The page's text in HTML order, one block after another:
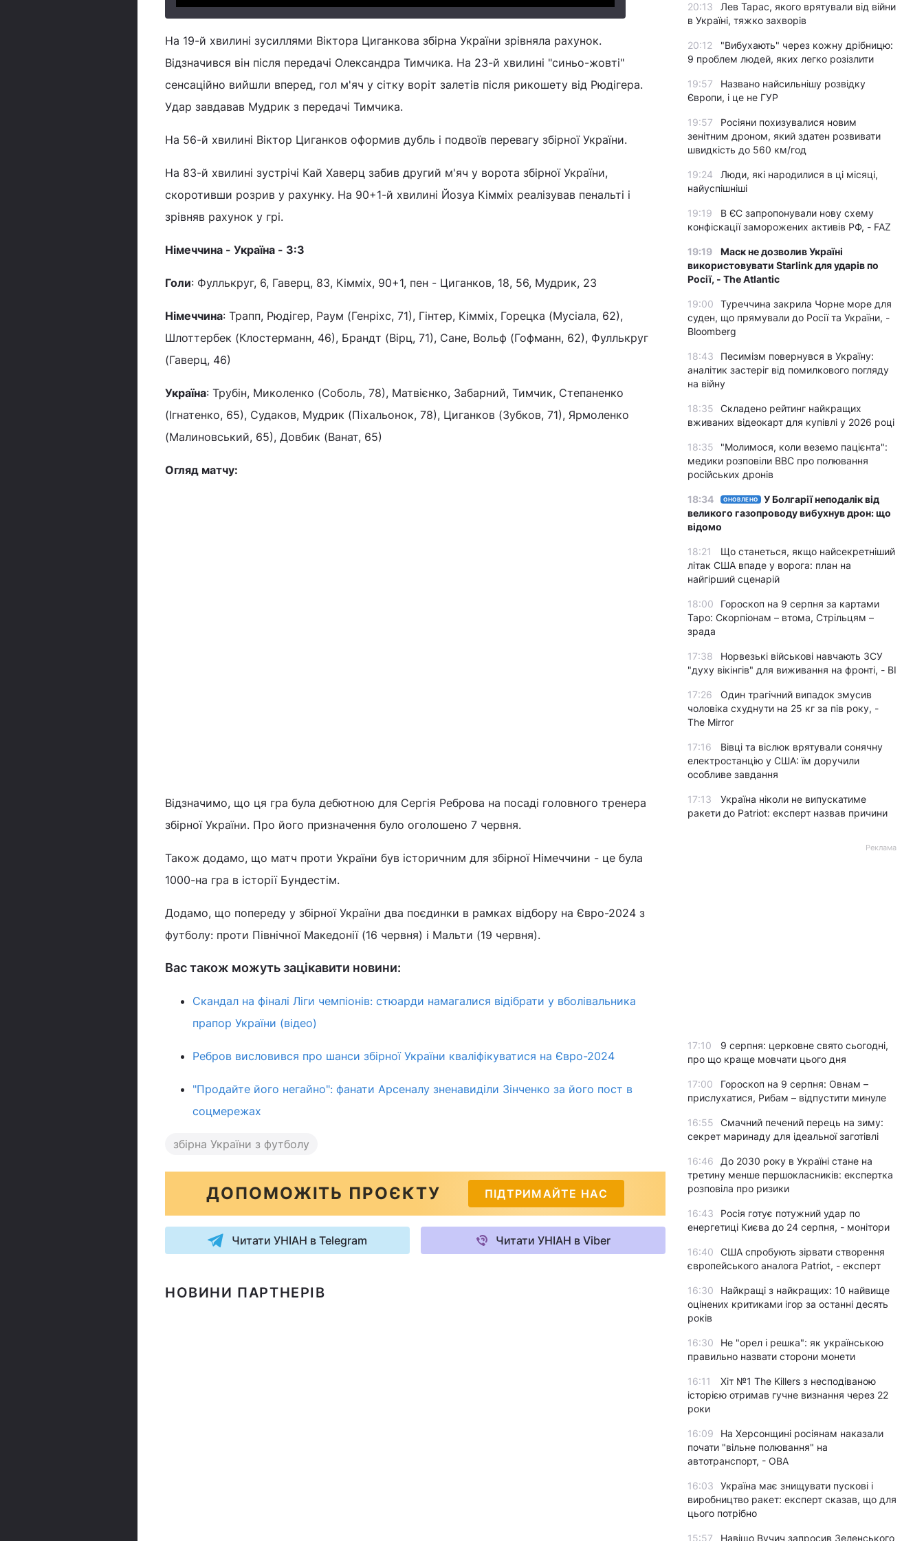
На 19-й хвилині зусиллями Віктора Циганкова збірна України зрівняла рахунок.
Відзначився він після передачі Олександра Тимчика. На 23-й хвилині "синьо-жовті"
сенсаційно вийшли вперед, гол м'яч у сітку воріт залетів після рикошету від Рюдігера.
Удар завдавав Мудрик з передачі Тимчика.
На 56-й хвилині Віктор Циганков оформив дубль і подвоїв перевагу збірної України.
На 83-й хвилині зустрічі Кай Хаверц забив другий м'яч у ворота збірної України,
скоротивши розрив у рахунку. На 90+1-й хвилині Йозуа Кімміх реалізував пенальті і
зрівняв рахунок у грі.
Німеччина - Україна - 3:3
Голи: Фуллькруг, 6, Гаверц, 83, Кімміх, 90+1, пен - Циганков, 18, 56, Мудрик, 23
Німеччина: Трапп, Рюдігер, Раум (Генріхс, 71), Гінтер, Кімміх, Горецка (Мусіала, 62),
Шлоттербек (Клостерманн, 46), Брандт (Вірц, 71), Сане, Вольф (Гофманн, 62), Фуллькруг
(Гаверц, 46)
Україна: Трубін, Миколенко (Соболь, 78), Матвієнко, Забарний, Тимчик, Степаненко
(Ігнатенко, 65), Судаков, Мудрик (Піхальонок, 78), Циганков (Зубков, 71), Ярмоленко
(Малиновський, 65), Довбик (Ванат, 65)
Огляд матчу:
Відзначимо, що ця гра була дебютною для Сергія Реброва на посаді головного тренера
збірної України. Про його призначення було оголошено 7 червня.
Також додамо, що матч проти України був історичним для збірної Німеччини - це була
1000-на гра в історії Бундестім.
Додамо, що попереду у збірної України два поєдинки в рамках відбору на Євро-2024 з
футболу: проти Північної Македонії (16 червня) і Мальти (19 червня).
Вас також можуть зацікавити новини:
Скандал на фіналі Ліги чемпіонів: стюарди намагалися відібрати у вболівальника
прапор України (відео)
Ребров висловився про шанси збірної України кваліфікуватися на Євро-2024
"Продайте його негайно": фанати Арсеналу зненавиділи Зінченко за його пост в
соцмережах
збірна України з футболу
ДОПОМОЖІТЬ ПРОЄКТУ ПІДТРИМАЙТЕ НАС
Читати УНІАН в Telegram Читати УНІАН в Viber
НОВИНИ ПАРТНЕРІВ
20:13
Лев Тарас, якого врятували від війни
в Україні, тяжко захворів
20:12
"Вибухають" через кожну дрібницю:
9 проблем людей, яких легко розізлити
19:57
Названо найсильнішу розвідку
Європи, і це не ГУР
19:57
Росіяни похизувалися новим
зенітним дроном, який здатен розвивати
швидкість до 560 км/год
19:24
Люди, які народилися в ці місяці,
найуспішніші
19:19
В ЄС запропонували нову схему
конфіскації заморожених активів РФ, - FAZ
19:19
Маск не дозволив Україні
використовувати Starlink для ударів по
Росії, - The Atlantic
19:00
Туреччина закрила Чорне море для
суден, що прямували до Росії та України, -
Bloomberg
18:43
Песимізм повернувся в Україну:
аналітик застеріг від помилкового погляду
на війну
18:35
Складено рейтинг найкращих
вживаних відеокарт для купівлі у 2026 році
18:35
"Молимося, коли веземо пацієнта":
медики розповіли BBC про полювання
російських дронів
18:34 ОНОВЛЕНО
У Болгарії неподалік від
великого газопроводу вибухнув дрон: що
відомо
18:21
Що станеться, якщо найсекретніший
літак США впаде у ворога: план на
найгірший сценарій
18:00
Гороскоп на 9 серпня за картами
Таро: Скорпіонам – втома, Стрільцям –
зрада
17:38
Норвезькі військові навчають ЗСУ
"духу вікінгів" для виживання на фронті, - BI
17:26
Один трагічний випадок змусив
чоловіка схуднути на 25 кг за пів року, -
The Mirror
17:16
Вівці та віслюк врятували сонячну
електростанцію у США: їм доручили
особливе завдання
17:13
Україна ніколи не випускатиме
ракети до Patriot: експерт назвав причини
Реклама
17:10
9 серпня: церковне свято сьогодні,
про що краще мовчати цього дня
17:00
Гороскоп на 9 серпня: Овнам –
прислухатися, Рибам – відпустити минуле
16:55
Смачний печений перець на зиму:
секрет маринаду для ідеальної заготівлі
16:46
До 2030 року в Україні стане на
третину менше першокласників: експертка
розповіла про ризики
16:43
Росія готує потужний удар по
енергетиці Києва до 24 серпня, - монітори
16:40
США спробують зірвати створення
європейського аналога Patriot, - експерт
16:30
Найкращі з найкращих: 10 найвище
оцінених критиками ігор за останні десять
років
16:30
Не "орел і решка": як українською
правильно назвати сторони монети
16:11
Хіт №1 The Killers з несподіваною
історією отримав гучне визнання через 22
роки
16:09
На Херсонщині росіянам наказали
почати "вільне полювання" на
автотранспорт, - ОВА
16:03
Україна має знищувати пускові і
виробництво ракет: експерт сказав, що для
цього потрібно
15:57 Навіщо Вучич запросив Зеленського